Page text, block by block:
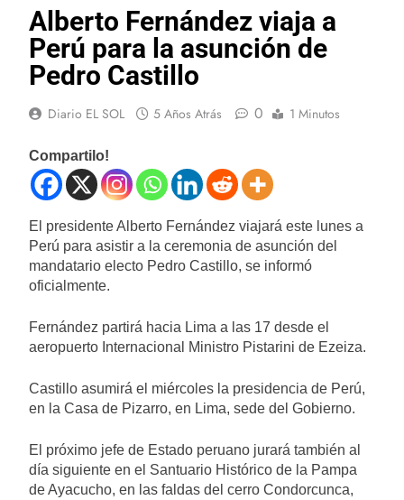
Alberto Fernández viaja a
Perú para la asunción de
Pedro Castillo
Diario EL SOL 5 Años Atrás 0 1 Minutos
Compartilo!
El presidente Alberto Fernández viajará este lunes a
Perú para asistir a la ceremonia de asunción del
mandatario electo Pedro Castillo, se informó
oficialmente.
Fernández partirá hacia Lima a las 17 desde el
aeropuerto Internacional Ministro Pistarini de Ezeiza.
Castillo asumirá el miércoles la presidencia de Perú,
en la Casa de Pizarro, en Lima, sede del Gobierno.
El próximo jefe de Estado peruano jurará también al
día siguiente en el Santuario Histórico de la Pampa
de Ayacucho, en las faldas del cerro Condorcunca,